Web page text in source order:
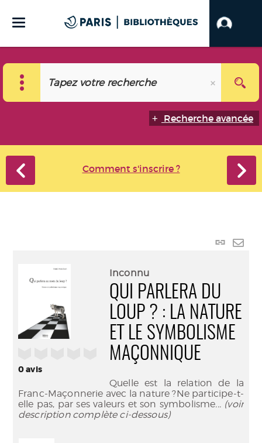
Recherche avancée
Comment s'inscrire ?
Lien
0avis
Inconnu
QUI PARLERA DU
LOUP ? : LA NATURE
ET LE SYMBOLISME
MAÇONNIQUE
Quelle est la relation de la
Franc-Maçonnerie avec la nature ?Ne participe-t-
elle pas, par ses valeurs et son symbolisme... (voir
description complète ci-dessous)